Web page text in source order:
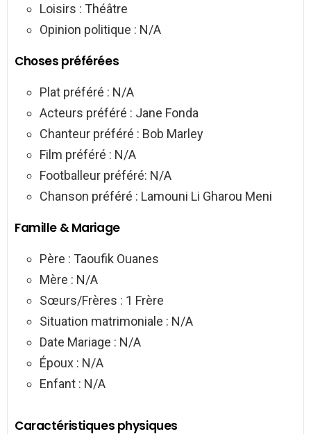
Loisirs : Théâtre
Opinion politique : N/A
Choses préférées
Plat préféré : N/A
Acteurs préféré : Jane Fonda
Chanteur préféré : Bob Marley
Film préféré : N/A
Footballeur préféré: N/A
Chanson préféré : Lamouni Li Gharou Meni
Famille & Mariage
Père : Taoufik Ouanes
Mère : N/A
Sœurs/Frères : 1 Frère
Situation matrimoniale : N/A
Date Mariage : N/A
Époux : N/A
Enfant : N/A
Caractéristiques physiques